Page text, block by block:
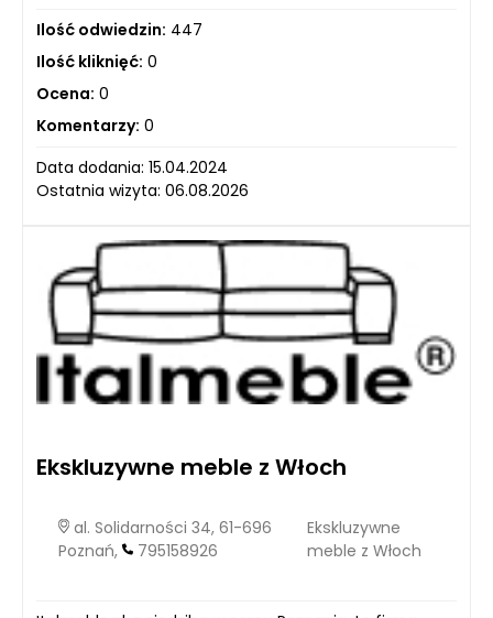
Ilość odwiedzin: 447
Ilość kliknięć: 0
Ocena: 0
Komentarzy: 0
Data dodania: 15.04.2024
Ostatnia wizyta: 06.08.2026
Ekskluzywne meble z Włoch
al. Solidarności 34, 61-696
Poznań,
795158926
Ekskluzywne
meble z Włoch